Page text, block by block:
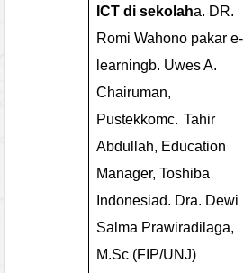
ICT di sekolaha. DR.
Romi Wahono pakar e-
learningb. Uwes A.
Chairuman,
Pustekkomc. Tahir
Abdullah, Education
Manager, Toshiba
Indonesiad. Dra. Dewi
Salma Prawiradilaga,
M.Sc (FIP/UNJ)